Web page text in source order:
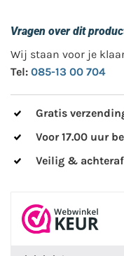
Vragen over dit
Wij staan voor je
Tel: 085-13 00 704
Gratis
Voor 17.00 uur
Veilig &